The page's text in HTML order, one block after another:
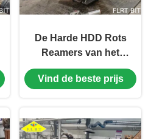
De Harde HDD Rots
Reamers van het
wolframcarbide FHO
voor grote grootte
Vind de beste prijs